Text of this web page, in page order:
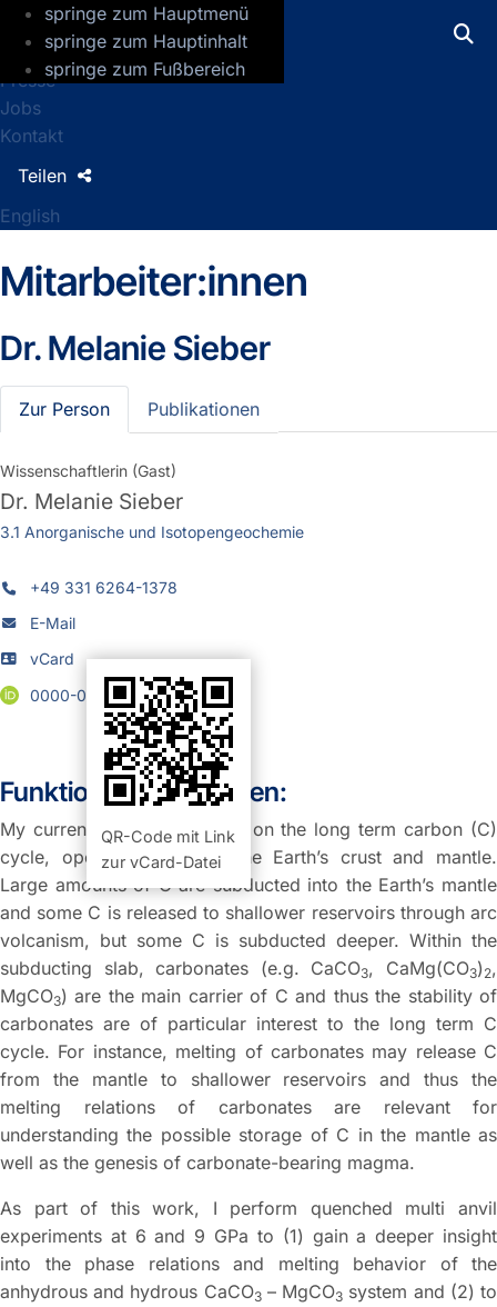
springe zum Hauptmenü
springe zum Hauptinhalt
springe zum Fußbereich
GFZ Helmholtz-Zentrum für
Presse
Jobs
Kontakt
English
Teilen
Mitarbeiter:innen
Dr.Melanie Sieber
Zur Person Publikationen
Wissenschaftlerin (Gast)
Dr. Melanie Sieber
3.1 Anorganische und Isotopengeochemie
+49 331 6264-1378
E-Mail
vCard
QR-Code mit Link
zur vCard-Datei
0000-0001-6166-0094
Funktion und Aufgaben:
My current research focuses on the long term carbon (C)
cycle, operating between the Earth’s crust and mantle.
Large amounts of C are subducted into the Earth’s mantle
and some C is released to shallower reservoirs through arc
volcanism, but some C is subducted deeper. Within the
subducting slab, carbonates (e.g. CaCO3, CaMg(CO3) 2,
MgCO3) are the main carrier of C and thus the stability of
carbonates are of particular interest to the long term C
cycle. For instance, melting of carbonates may release C
from the mantle to shallower reservoirs and thus the
melting relations of carbonates are relevant for
understanding the possible storage of C in the mantle as
well as the genesis of carbonate-bearing magma.
As part of this work, I perform quenched multi anvil
experiments at 6 and 9 GPa to (1) gain a deeper insight
into the phase relations and melting behavior of the
anhydrous and hydrous CaCO3– MgCO3 system and (2) to